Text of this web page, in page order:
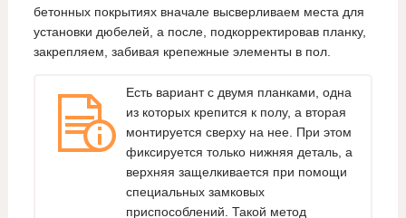
бетонных покрытиях вначале высверливаем места для
установки дюбелей, а после, подкорректировав планку,
закрепляем, забивая крепежные элементы в пол.
Есть вариант с двумя планками, одна
из которых крепится к полу, а вторая
монтируется сверху на нее. При этом
фиксируется только нижняя деталь, а
верхняя защелкивается при помощи
специальных замковых
приспособлений. Такой метод